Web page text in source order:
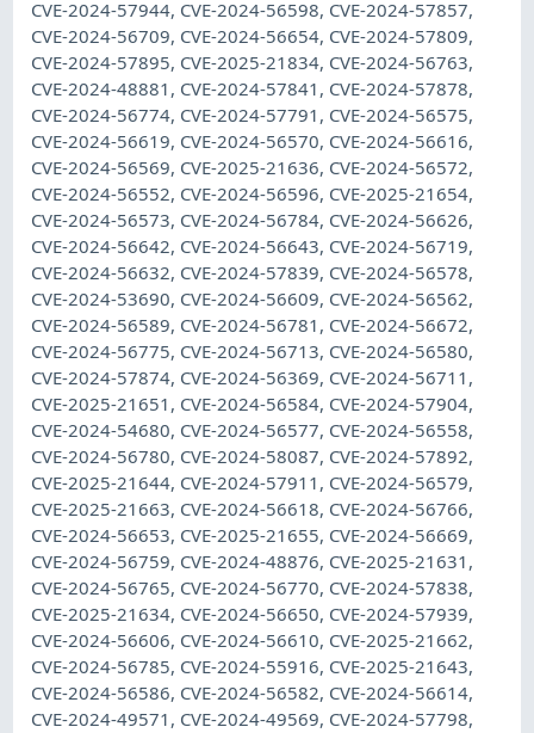
CVE-2024-57944, CVE-2024-56598, CVE-2024-57857,
CVE-2024-56709, CVE-2024-56654, CVE-2024-57809,
CVE-2024-57895, CVE-2025-21834, CVE-2024-56763,
CVE-2024-48881, CVE-2024-57841, CVE-2024-57878,
CVE-2024-56774, CVE-2024-57791, CVE-2024-56575,
CVE-2024-56619, CVE-2024-56570, CVE-2024-56616,
CVE-2024-56569, CVE-2025-21636, CVE-2024-56572,
CVE-2024-56552, CVE-2024-56596, CVE-2025-21654,
CVE-2024-56573, CVE-2024-56784, CVE-2024-56626,
CVE-2024-56642, CVE-2024-56643, CVE-2024-56719,
CVE-2024-56632, CVE-2024-57839, CVE-2024-56578,
CVE-2024-53690, CVE-2024-56609, CVE-2024-56562,
CVE-2024-56589, CVE-2024-56781, CVE-2024-56672,
CVE-2024-56775, CVE-2024-56713, CVE-2024-56580,
CVE-2024-57874, CVE-2024-56369, CVE-2024-56711,
CVE-2025-21651, CVE-2024-56584, CVE-2024-57904,
CVE-2024-54680, CVE-2024-56577, CVE-2024-56558,
CVE-2024-56780, CVE-2024-58087, CVE-2024-57892,
CVE-2025-21644, CVE-2024-57911, CVE-2024-56579,
CVE-2025-21663, CVE-2024-56618, CVE-2024-56766,
CVE-2024-56653, CVE-2025-21655, CVE-2024-56669,
CVE-2024-56759, CVE-2024-48876, CVE-2025-21631,
CVE-2024-56765, CVE-2024-56770, CVE-2024-57838,
CVE-2025-21634, CVE-2024-56650, CVE-2024-57939,
CVE-2024-56606, CVE-2024-56610, CVE-2025-21662,
CVE-2024-56785, CVE-2024-55916, CVE-2025-21643,
CVE-2024-56586, CVE-2024-56582, CVE-2024-56614,
CVE-2024-49571, CVE-2024-49569, CVE-2024-57798,